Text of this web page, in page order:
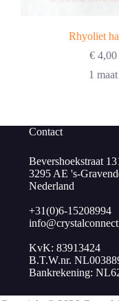
Rhyoliet
€ 4,00
1 maat
Contact
Bevershoekstraat
3295 AE 's-
Nederland
+31(0)6-15208994
KvK: 83913424
B.T.W.nr.
Bankrekening: